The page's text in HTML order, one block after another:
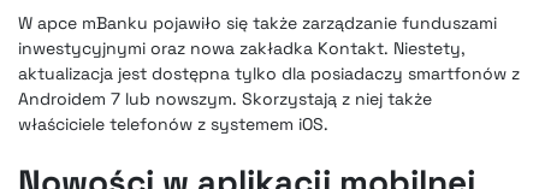
W apce mBanku pojawiło się także zarządzanie funduszami
inwestycyjnymi oraz nowa zakładka Kontakt. Niestety,
aktualizacja jest dostępna tylko dla posiadaczy smartfonów z
Androidem 7 lub nowszym. Skorzystają z niej także
właściciele telefonów z systemem iOS.